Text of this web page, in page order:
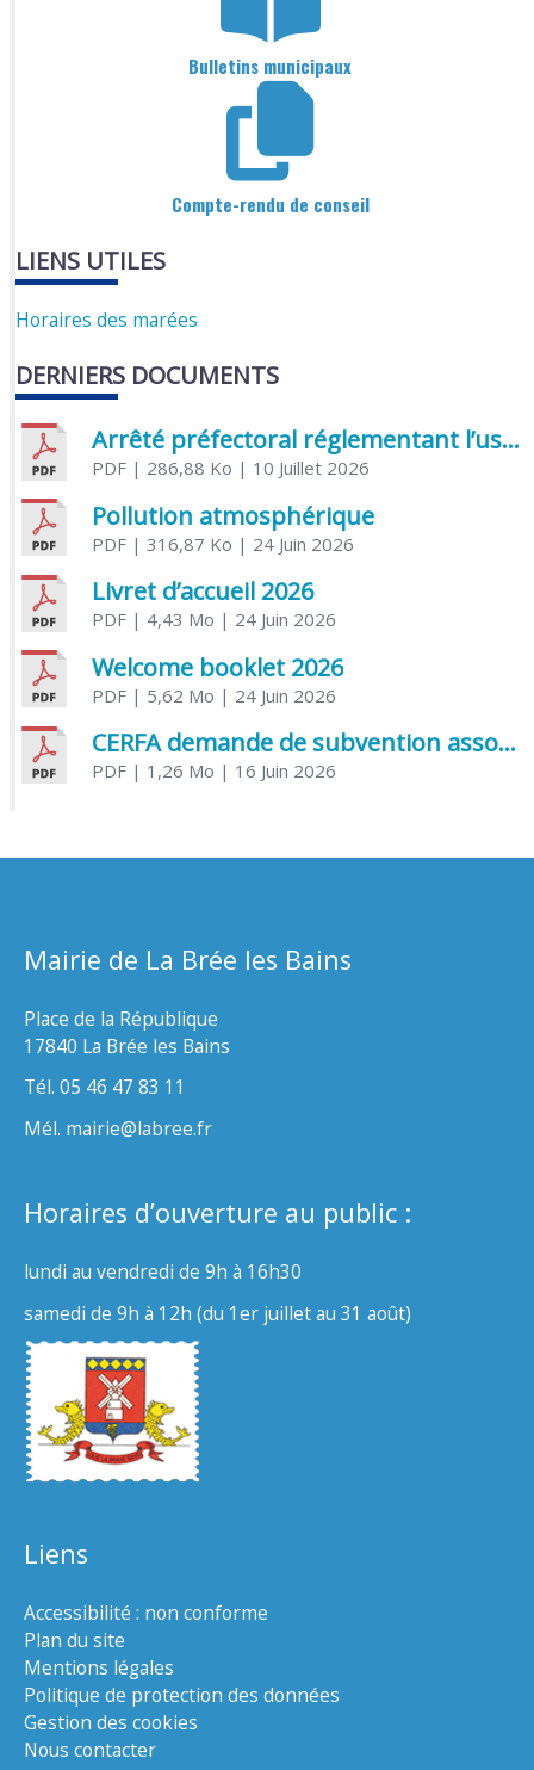
Bulletins municipaux
Compte-rendu de conseil
LIENS UTILES
Horaires des marées
DERNIERS DOCUMENTS
Arrêté préfectoral réglementant l’usage de l’eau
PDF| 286,88 Ko | 10 Juillet 2026
Pollution atmosphérique
PDF| 316,87 Ko | 24 Juin 2026
Livret d’accueil 2026
PDF| 4,43 Mo | 24 Juin 2026
Welcome booklet 2026
PDF| 5,62 Mo | 24 Juin 2026
CERFA demande de subvention association
PDF| 1,26 Mo | 16 Juin 2026
Mairie de La Brée les Bains
Place de la République
17840 La Brée les Bains
Tél. 05 46 47 83 11
Mél. mairie@labree.fr
Horaires d’ouverture au public :
lundi au vendredi de 9h à 16h30
samedi de 9h à 12h (du 1er juillet au 31 août)
Liens
Accessibilité : non conforme
Plan du site
Mentions légales
Politique de protection des données
Gestion des cookies
Nous contacter